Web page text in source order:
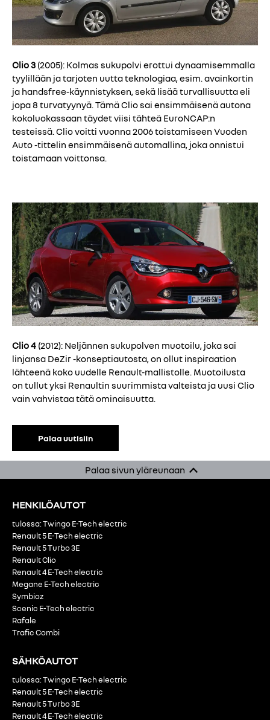
Clio 3 (2005): Kolmas sukupolvi erottui dynaamisemmalla
tyylillään ja tarjoten uutta teknologiaa, esim. avainkortin
ja handsfree-käynnistyksen, sekä lisää turvallisuutta eli
jopa 8 turvatyynyä. Tämä Clio sai ensimmäisenä autona
kokoluokassaan täydet viisi tähteä EuroNCAP:n
testeissä. Clio voitti vuonna 2006 toistamiseen Vuoden
Auto -tittelin ensimmäisenä automallina, joka onnistui
toistamaan voittonsa.
Clio 4 (2012): Neljännen sukupolven muotoilu, joka sai
linjansa DeZir -konseptiautosta, on ollut inspiraation
lähteenä koko uudelle Renault-mallistolle. Muotoilusta
on tullut yksi Renaultin suurimmista valteista ja uusi Clio
vain vahvistaa tätä ominaisuutta.
Palaa uutisiin
Palaa sivun yläreunaan
HENKILÖAUTOT
tulossa: Twingo E-Tech electric
Renault 5 E-Tech electric
Renault 5 Turbo 3E
Renault Clio
Renault 4 E-Tech electric
Megane E-Tech electric
Symbioz
Scenic E-Tech electric
Rafale
Trafic Combi
SÄHKÖAUTOT
tulossa: Twingo E-Tech electric
Renault 5 E-Tech electric
Renault 5 Turbo 3E
Renault 4 E-Tech electric